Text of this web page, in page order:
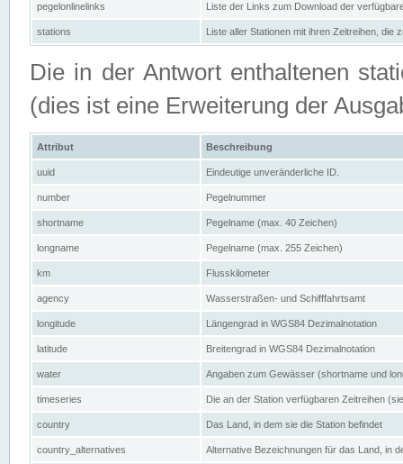
pegelonlinelinks Liste der Links zum Download der
stations Liste aller Stationen mit ihren Zeitreihen, die
Die in der Antwort enthaltenen
(dies ist eine Erweiterung der
Attribut Beschreibung
uuid Eindeutige unveränderliche ID.
number Pegelnummer
shortname Pegelname (max. 40 Zeichen)
longname Pegelname (max. 255 Zeichen)
km Flusskilometer
agency Wasserstraßen- und Schifffahrtsamt
longitude Längengrad in WGS84 Dezimalnotation
latitude Breitengrad in WGS84 Dezimalnotation
water Angaben zum Gewässer (shortname und
timeseries Die an der Station verfügbaren Zeitreihen
country Das Land, in dem sie die Station befindet
country_alternatives Alternative Bezeichnungen für das Land, in